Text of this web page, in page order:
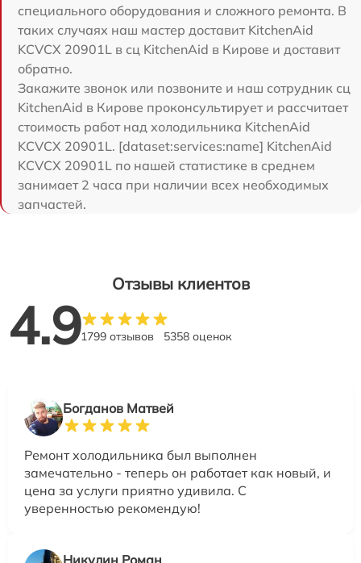
специального оборудования и сложного ремонта. В
таких случаях наш мастер доставит KitchenAid
KCVCX 20901L в сц KitchenAid в Кирове и доставит
обратно.
Закажите звонок или позвоните и наш сотрудник сц
KitchenAid в Кирове проконсультирует и рассчитает
стоимость работ над холодильника KitchenAid
KCVCX 20901L. [dataset:services:name] KitchenAid
KCVCX 20901L по нашей статистике в среднем
занимает 2 часа при наличии всех необходимых
запчастей.
Отзывы клиентов
4.91799 отзывов 5358 оценок
Богданов Матвей
Ремонт холодильника был выполнен
замечательно - теперь он работает как новый, и
цена за услуги приятно удивила. С
уверенностью рекомендую!
Никулин Роман